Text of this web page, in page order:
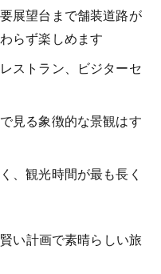
展望台まで舗装道路が
らず楽しめます
ストラン、ビジターセ
見る象徴的な景観はす
、観光時間が最も長く
い計画で素晴らしい旅